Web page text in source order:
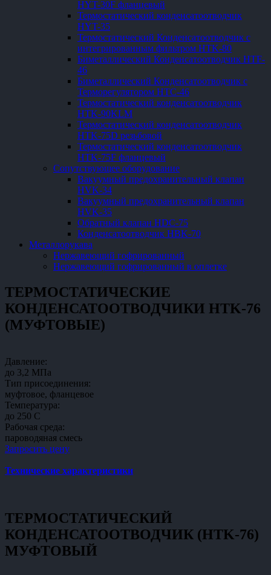
HYT-30F фланцевый
Термостатический конденсатоотводчик
HYT-35
Термостатический Конденсатоотводчик с
интегрированным фильтром HTK-80
Биметаллический Конденсатоотводчик HTF-
46
Биметаллический Конденсатоотводчик с
Терморегулятором HTC-46
Термостатический конденсатоотводчик
HTK-90KLM
Термостатический конденсатоотводчик
HTK-75D резьбовой
Термостатический конденсатоотводчик
HTK-75F фланцевый
Сопутствующее оборудование
Вакуумный предохранительный клапан
HVK-34
Вакуумный предохранительный клапан
HVK-35
Обратный клапан HDC-75
Конденсатоотводчик HBK-70
Металлорукава
Нержавеющий гофрированный
Нержавеющий гофрированный в оплетке
ТЕРМОСТАТИЧЕСКИЕ
КОНДЕНСАТООТВОДЧИКИ HTK-76
(МУФТОВЫЕ)
Давление:
до 3,2 МПа
Тип присоединения:
муфтовое, фланцевое
Температура:
до 250 C
Рабочая среда:
пароводяная смесь
Запросить цену
Технические характеристики
ТЕРМОСТАТИЧЕСКИЙ
КОНДЕНСАТООТВОДЧИК (HTK-76)
МУФТОВЫЙ